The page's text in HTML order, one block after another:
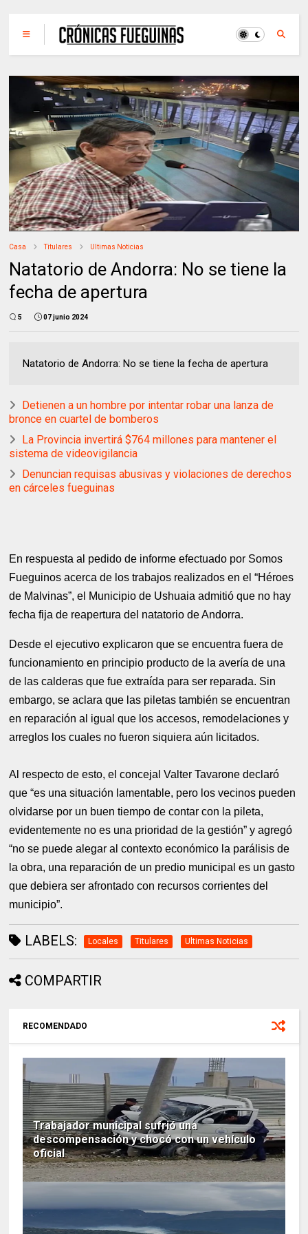
Casa Titulares Ultimas Noticias
Natatorio de Andorra: No se tiene la
fecha de apertura
5 07 junio 2024
Natatorio de Andorra: No se tiene la fecha de apertura
Detienen a un hombre por intentar robar una lanza de
bronce en cuartel de bomberos
La Provincia invertirá $764 millones para mantener el
sistema de videovigilancia
Denuncian requisas abusivas y violaciones de derechos
en cárceles fueguinas
En respuesta al pedido de informe efectuado por Somos
Fueguinos acerca de los trabajos realizados en el “Héroes
de Malvinas”, el Municipio de Ushuaia admitió que no hay
fecha fija de reapertura del natatorio de Andorra.
Desde el ejecutivo explicaron que se encuentra fuera de
funcionamiento en principio producto de la avería de una
de las calderas que fue extraída para ser reparada. Sin
embargo, se aclara que las piletas también se encuentran
en reparación al igual que los accesos, remodelaciones y
arreglos los cuales no fueron siquiera aún licitados.
Al respecto de esto, el concejal Valter Tavarone declaró
que “es una situación lamentable, pero los vecinos pueden
olvidarse por un buen tiempo de contar con la pileta,
evidentemente no es una prioridad de la gestión” y agregó
“no se puede alegar al contexto económico la parálisis de
la obra, una reparación de un predio municipal es un gasto
que debiera ser afrontado con recursos corrientes del
municipio”.
LABELS: Locales Titulares Ultimas Noticias
COMPARTIR
RECOMENDADO
Trabajador municipal sufrió una
descompensación y chocó con un vehículo
oficial